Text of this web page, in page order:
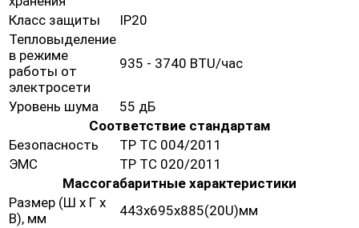
Класс защиты
IP20
Тепловыделение
в режиме
работы от
электросети
935 - 3740 BTU/час
Уровень шума
55 дБ
Соответствие стандартам
Безопасность
ТР ТС 004/2011
ЭМС
ТР ТС 020/2011
Массогабаритные характеристики
Размер (Ш х Г х
В), мм
443x695x885(20U)мм